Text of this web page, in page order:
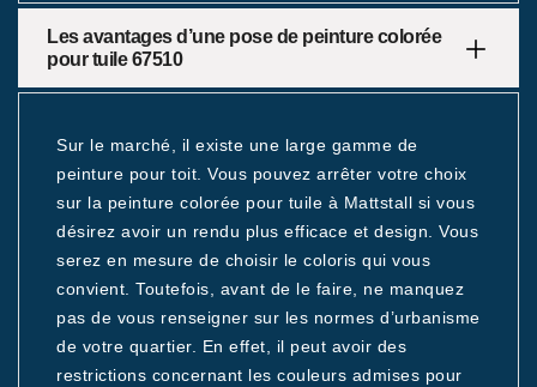
Les avantages d’une pose de peinture colorée
pour tuile 67510
Sur le marché, il existe une large gamme de
peinture pour toit. Vous pouvez arrêter votre choix
sur la peinture colorée pour tuile à Mattstall si vous
désirez avoir un rendu plus efficace et design. Vous
serez en mesure de choisir le coloris qui vous
convient. Toutefois, avant de le faire, ne manquez
pas de vous renseigner sur les normes d’urbanisme
de votre quartier. En effet, il peut avoir des
restrictions concernant les couleurs admises pour